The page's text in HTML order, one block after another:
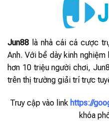
Jun88 là nhà cái cá cược
Anh. Với bề dày kinh
hơn 10 triệu người chơi,
trên thị trường giải trí trực
Truy cập vào link https://
khóa